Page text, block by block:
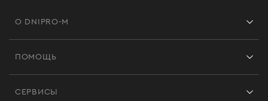
О DNIPRO-M
ПОМОЩЬ
СЕРВИСЫ